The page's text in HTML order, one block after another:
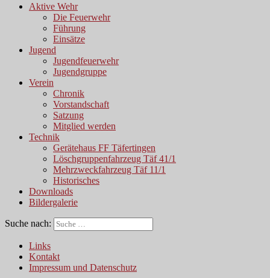
Aktive Wehr
Die Feuerwehr
Führung
Einsätze
Jugend
Jugendfeuerwehr
Jugendgruppe
Verein
Chronik
Vorstandschaft
Satzung
Mitglied werden
Technik
Gerätehaus FF Täfertingen
Löschgruppenfahrzeug Täf 41/1
Mehrzweckfahrzeug Täf 11/1
Historisches
Downloads
Bildergalerie
Suche nach:
Links
Kontakt
Impressum und Datenschutz